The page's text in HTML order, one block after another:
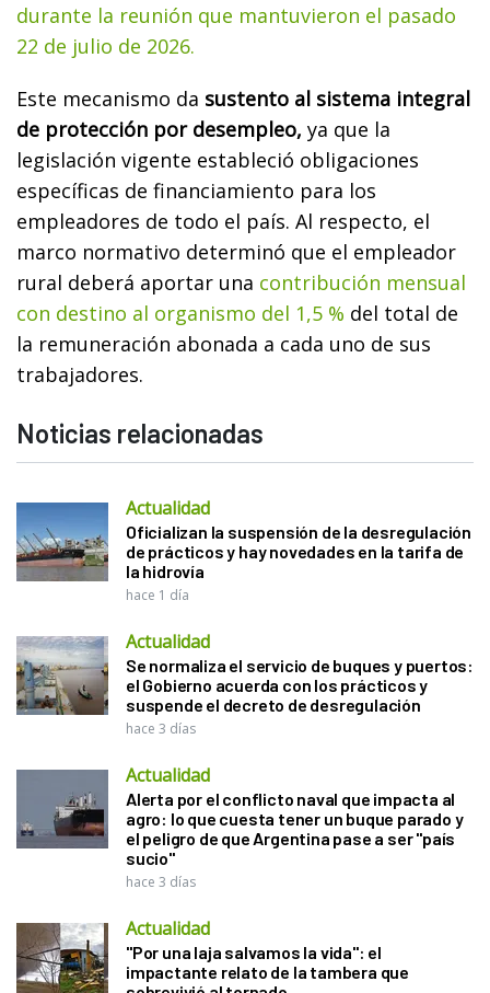
durante la reunión que mantuvieron el pasado
22 de julio de 2026.
Este mecanismo da sustento al sistema integral
de protección por desempleo, ya que la
legislación vigente estableció obligaciones
específicas de financiamiento para los
empleadores de todo el país. Al respecto, el
marco normativo determinó que el empleador
rural deberá aportar una contribución mensual
con destino al organismo del 1,5 % del total de
la remuneración abonada a cada uno de sus
trabajadores.
Noticias relacionadas
Actualidad
Oficializan la suspensión de la desregulación
de prácticos y hay novedades en la tarifa de
la hidrovía
hace 1 día
Actualidad
Se normaliza el servicio de buques y puertos:
el Gobierno acuerda con los prácticos y
suspende el decreto de desregulación
hace 3 días
Actualidad
Alerta por el conflicto naval que impacta al
agro: lo que cuesta tener un buque parado y
el peligro de que Argentina pase a ser "país
sucio"
hace 3 días
Actualidad
"Por una laja salvamos la vida": el
impactante relato de la tambera que